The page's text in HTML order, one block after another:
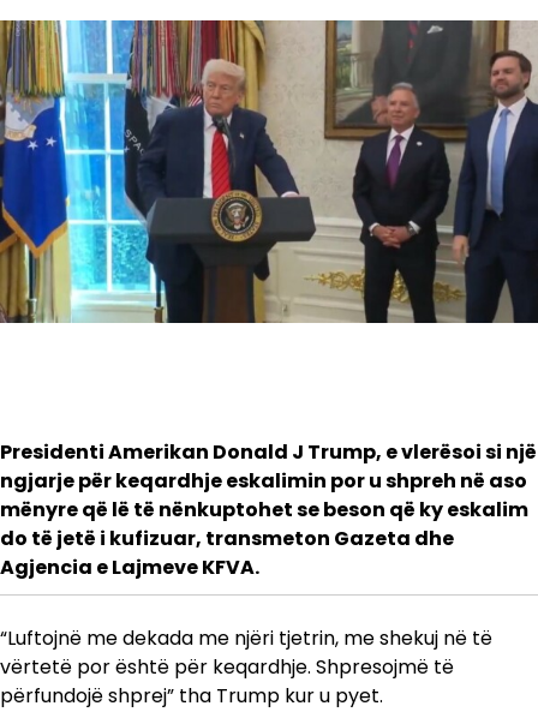
Presidenti Amerikan Donald J Trump, e vlerësoi si një
ngjarje për keqardhje eskalimin por u shpreh në aso
mënyre që lë të nënkuptohet se beson që ky eskalim
do të jetë i kufizuar, transmeton Gazeta dhe
Agjencia e Lajmeve KFVA.
“Luftojnë me dekada me njëri tjetrin, me shekuj në të
vërtetë por është për keqardhje. Shpresojmë të
përfundojë shprej” tha Trump kur u pyet.